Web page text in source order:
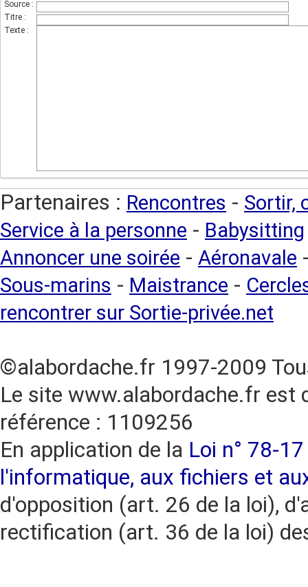
Source :
Titre :
Texte :
Partenaires : Rencontres - Sortir,
Service à la personne - Babysitting
Annoncer une soirée - Aéronavale
Sous-marins - Maistrance -
rencontrer sur Sortie-privée.net
©alabordache.fr 1997-2009
Le site www.alabordache.fr est
référence : 1109256
En application de la Loi n° 78-
l'informatique, aux fichiers et
d'opposition (art. 26 de la loi),
rectification (art. 36 de la loi)